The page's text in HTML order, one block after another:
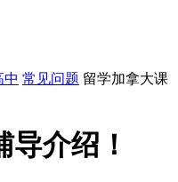
中 常见问题 留学加拿大课
介绍！